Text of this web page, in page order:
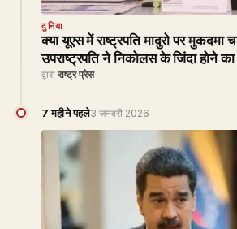
दुनिया
क्या यूएस में राष्ट्रपति मादुरो पर
उपराष्ट्रपति ने निकोलस के जिंदा होने
द्वारा राष्ट्र प्रेस
7 महीने पहले3 जनवरी 2026